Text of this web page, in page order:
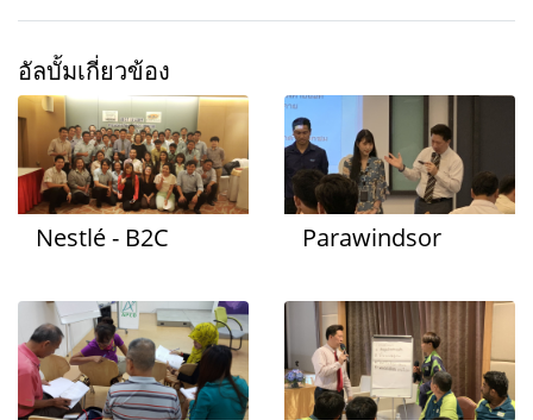
อัลบั้มเกี่ยวข้อง
Nestlé - B2C Parawindsor